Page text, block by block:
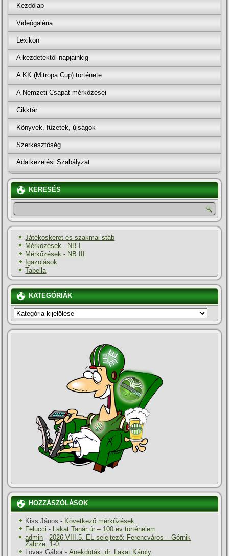
Kezdőlap
Videógaléria
Lexikon
A kezdetektől napjainkig
A KK (Mitropa Cup) története
A Nemzeti Csapat mérkőzései
Cikktár
Könyvek, füzetek, újságok
Szerkesztőség
Adatkezelési Szabályzat
KERESÉS
Játékoskeret és szakmai stáb
Mérkőzések - NB I
Mérkőzések - NB III
Igazolások
Tabella
KATEGÓRIÁK
KATEGÓRIÁK
HOZZÁSZÓLÁSOK
Kiss János - Következő mérkőzések
Felucci - Lakat Tanár úr – 100 év történelem
admin -2026.VIII.5. EL-selejtező: Ferencváros – Górnik
Zabrze: 1-0
Lovas Gábor -Anekdoták: dr. Lakat Károly